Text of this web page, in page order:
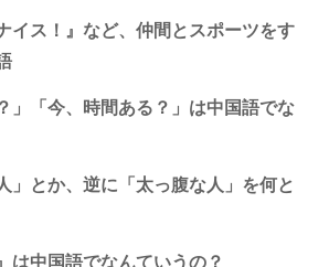
イス！』など、仲間とスポーツをす
」「今、時間ある？」は中国語でな
」とか、逆に「太っ腹な人」を何と
は中国語でなんていうの？